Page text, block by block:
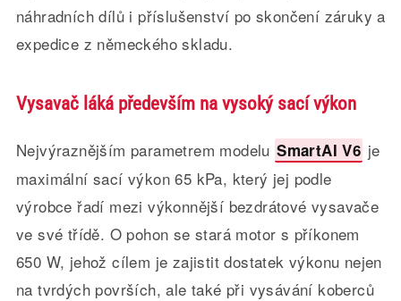
náhradních dílů i příslušenství po skončení záruky a
expedice z německého skladu.
Vysavač láká především na vysoký sací výkon
Nejvýraznějším parametrem modelu SmartAI V6 je
maximální sací výkon 65 kPa, který jej podle
výrobce řadí mezi výkonnější bezdrátové vysavače
ve své třídě. O pohon se stará motor s příkonem
650 W, jehož cílem je zajistit dostatek výkonu nejen
na tvrdých površích, ale také při vysávání koberců